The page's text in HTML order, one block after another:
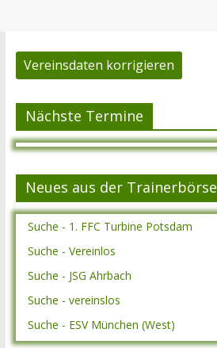
Vereinsdaten korrigieren
Nächste Termine
Neues aus der Trainerbörse
Suche - 1. FFC Turbine Potsdam
Suche - Vereinlos
Suche - JSG Ahrbach
Suche - vereinslos
Suche - ESV München (West)